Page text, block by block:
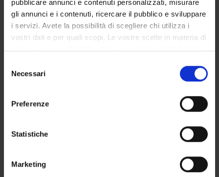
pubblicare annunci e contenuti personalizzati, misurare
gli annunci e i contenuti, ricercare il pubblico e sviluppare
i servizi. Avete la possibilità di scegliere chi utilizza i
vostri dati e per quali scopi. Le vostre scelte in materia di
privacy sono applicabili solo su questa proprietà digitale
modificare o revocare il proprio consenso in qualsiasi
momento dalla Dichiarazione sui cookie o facendo clic
raccogliere informazioni sulla tua posizione
geografica, con un'approssimazione di qualche
Identificare il tuo dispositivo, scansionandolo
delNecessari
Preferenze
Statistiche
Marketing
Giuseppe Zamboni
RESEARCH GROUPS